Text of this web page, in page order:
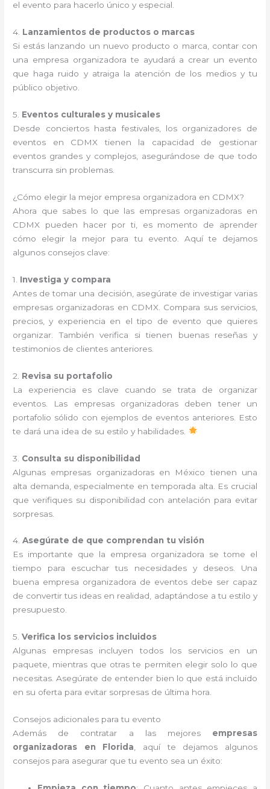
el evento para hacerlo único y especial.
4. Lanzamientos de productos o marcas
Si estás lanzando un nuevo producto o marca, contar con
una empresa organizadora te ayudará a crear un evento
que haga ruido y atraiga la atención de los medios y tu
público objetivo.
5. Eventos culturales y musicales
Desde conciertos hasta festivales, los organizadores de
eventos en CDMX tienen la capacidad de gestionar
eventos grandes y complejos, asegurándose de que todo
transcurra sin problemas.
¿Cómo elegir la mejor empresa organizadora en CDMX?
Ahora que sabes lo que las empresas organizadoras en
CDMX pueden hacer por ti, es momento de aprender
cómo elegir la mejor para tu evento. Aquí te dejamos
algunos consejos clave:
1. Investiga y compara
Antes de tomar una decisión, asegúrate de investigar varias
empresas organizadoras en CDMX. Compara sus servicios,
precios, y experiencia en el tipo de evento que quieres
organizar. También verifica si tienen buenas reseñas y
testimonios de clientes anteriores.
2. Revisa su portafolio
La experiencia es clave cuando se trata de organizar
eventos. Las empresas organizadoras deben tener un
portafolio sólido con ejemplos de eventos anteriores. Esto
te dará una idea de su estilo y habilidades.
3. Consulta su disponibilidad
Algunas empresas organizadoras en México tienen una
alta demanda, especialmente en temporada alta. Es crucial
que verifiques su disponibilidad con antelación para evitar
sorpresas.
4.Asegúrate de que comprendan tu visión
Es importante que la empresa organizadora se tome el
tiempo para escuchar tus necesidades y deseos. Una
buena empresa organizadora de eventos debe ser capaz
de convertir tus ideas en realidad, adaptándose a tu estilo y
presupuesto.
5.Verifica los servicios incluidos
Algunas empresas incluyen todos los servicios en un
paquete, mientras que otras te permiten elegir solo lo que
necesitas. Asegúrate de entender bien lo que está incluido
en su oferta para evitar sorpresas de última hora.
Consejos adicionales para tu evento
Además de contratar a las mejores empresas
organizadoras en Florida , aquí te dejamos algunos
consejos para asegurar que tu evento sea un éxito: